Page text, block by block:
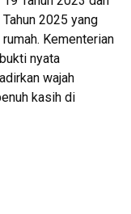
2025 yang
Kementerian
nyata
wajah
kasih di